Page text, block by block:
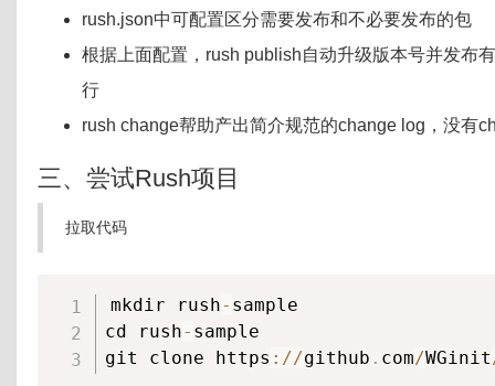
rush.json中可配置区分需要发布和不必要发布的包
根据上面配置，rush publish自动升级版本号并发布
行
rush change帮助产出简介规范的change log，没有
三、尝试Rush项目
拉取代码
mkdir rush- sample
cd rush- sample
git clone https : //github . com/WGinit